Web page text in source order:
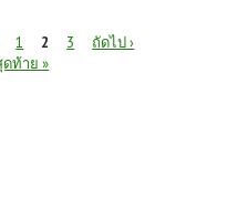
1 2 3
ถัดไป ›
ท้าย »